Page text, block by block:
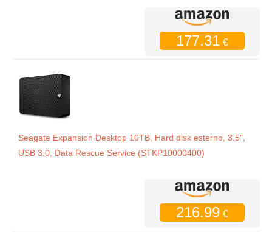
177.31 €
Seagate Expansion Desktop 10TB, Hard disk esterno, 3.5",
USB 3.0, Data Rescue Service (STKP10000400)
216.99 €